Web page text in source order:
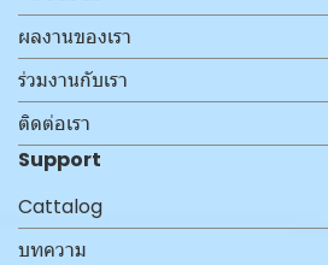
ผลงานของเรา
ร่วมงานกับเรา
ติดต่อเรา
Support
Cattalog
บทความ